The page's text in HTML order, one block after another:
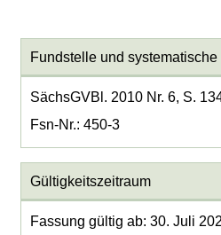
Fundstelle und
SächsGVBl. 2010 Nr. 6, S.
Fsn-Nr.: 450-3
Gültigkeitszeitraum
Fassung gültig ab: 30. Juli